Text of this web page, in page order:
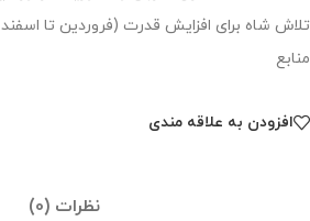
تلاش شاه برای افزایش قدرت (فروردین تا اسفند 1322)
منابع
افزودن به علاقه مندی
نظرات (0)